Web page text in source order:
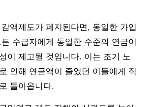
액제도가 폐지된다면, 동일한 가입
수급자에게 동일한 수준의 연금이
이 제고될 것입니다. 이는 조기 노
인해 연금액이 줄었던 이들에게 직
돌아옵니다.